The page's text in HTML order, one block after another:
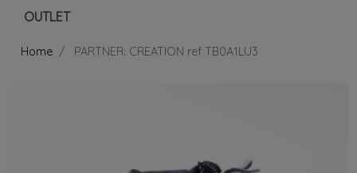
OUTLET
Home PARTNER: CREATION ref TB0A1LU3